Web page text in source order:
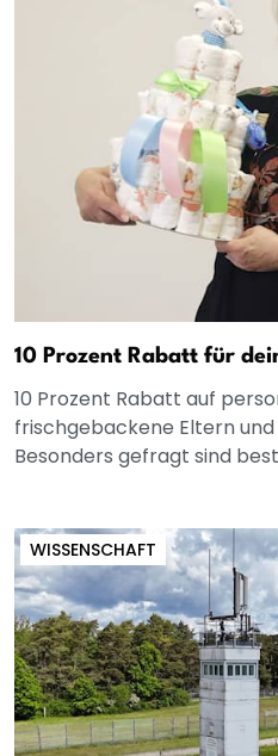
10 Prozent Rabatt für
10 Prozent Rabatt auf
frischgebackene Eltern und
Besonders gefragt sind
WISSENSCHAFT